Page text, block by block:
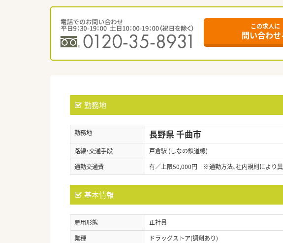
この求人に
問い合わせ
勤務地
勤務地 長野県 千曲市
路線・交通手段
戸倉駅 (しなの鉄道線)
通勤交通費
有／上限50,000円 ※通勤方法、社内規則により
基本情報
雇用形態
正社員
業種
ドラッグストア(調剤あり)